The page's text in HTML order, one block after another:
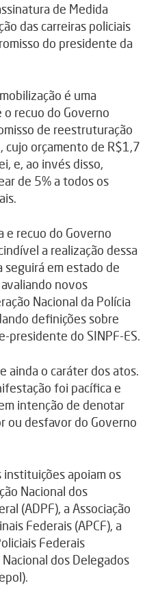
de Medida
das carreiras policiais
do presidente da
é uma
o recuo do Governo
de reestruturação
cujo orçamento de R$1,7
e, ao invés disso,
de 5% a todos os
e recuo do Governo
a realização dessa
seguirá em estado de
novos
Nacional da Polícia
definições sobre
presidente do SINPF-ES.
ainda o caráter dos atos.
foi pacífica e
intenção de denotar
ou desfavor do Governo
instituições apoiam os
Nacional dos
(ADPF), a Associação
Federais (APCF), a
Federais
Nacional dos Delegados